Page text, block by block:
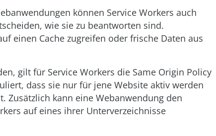
können Service Workers auch
wie sie zu beantworten sind.
einen Cache zugreifen oder frische Daten aus
gilt für Service Workers die Same Origin Policy
dass sie nur für jene Website aktiv werden
Zusätzlich kann eine Webanwendung den
auf eines ihrer Unterverzeichnisse